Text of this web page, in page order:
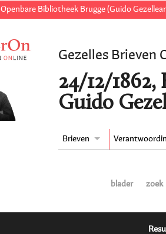
Openbare Bibliotheek Brugge (Guido
Gezelles Brieven
24/12/1862,
Guido
Brieven
blader zoek